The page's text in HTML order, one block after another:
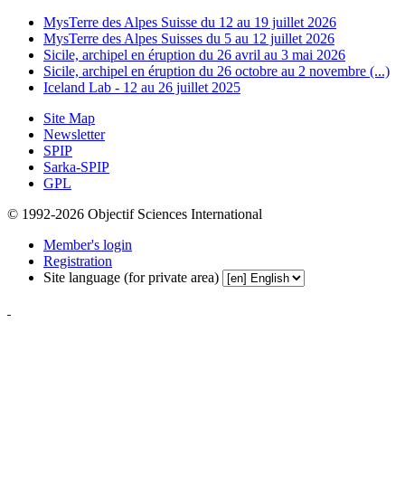
MysTerre des Alpes Suisse du 12 au 19 juillet 2026
MysTerre des Alpes Suisses du 5 au 12 juillet 2026
Sicile, archipel en éruption du 26 avril au 3 mai 2026
Sicile, archipel en éruption du 26 octobre au 2 novembre (...)
Iceland Lab - 12 au 26 juillet 2025
Site Map
Newsletter
SPIP
Sarka-SPIP
GPL
© 1992-2026 Objectif Sciences International
Member's login
Registration
Site language (for private area)